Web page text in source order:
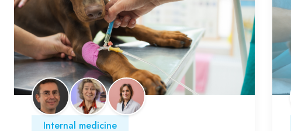
Internal medicine